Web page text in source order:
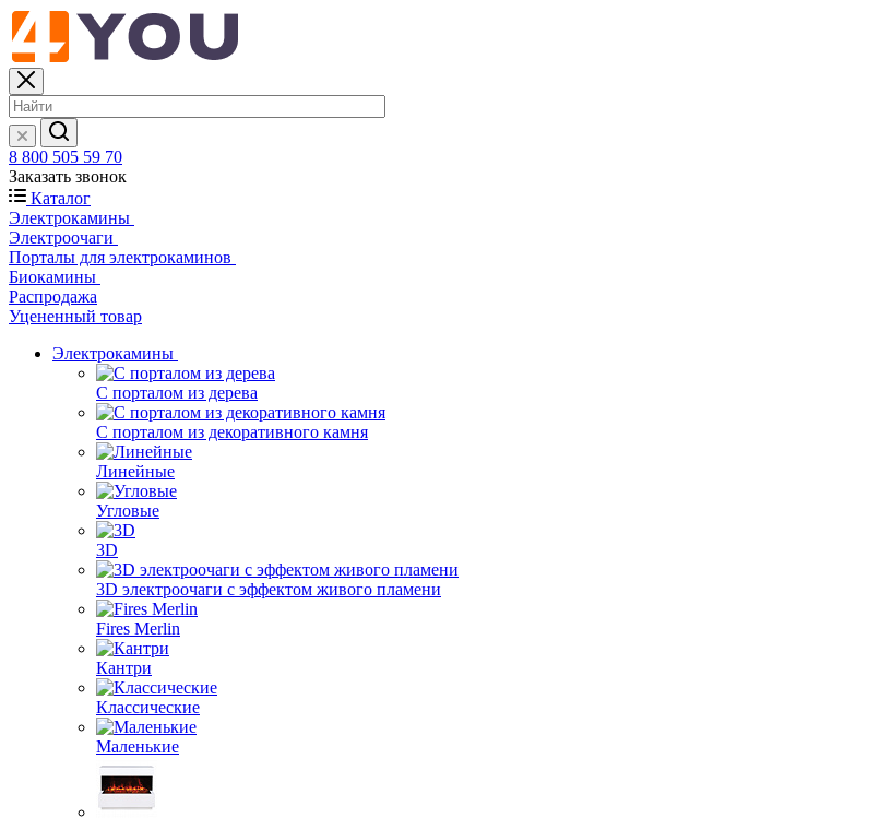
8 800 505 59 70
Заказать звонок
Каталог
Электрокамины
Электроочаги
Порталы для электрокаминов
Биокамины
Распродажа
Уцененный товар
Электрокамины
С порталом из дерева
С порталом из декоративного камня
Линейные
Угловые
3D
3D электроочаги с эффектом живого пламени
Fires Merlin
Кантри
Классические
Маленькие